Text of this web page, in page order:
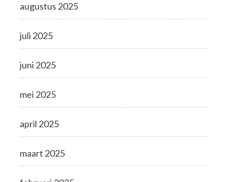
augustus 2025
juli 2025
juni 2025
mei 2025
april 2025
maart 2025